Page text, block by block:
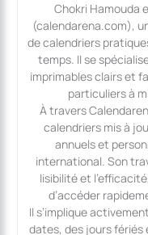
Chokri Hamouda
(calendarena.com),
de calendriers
temps. Il se
imprimables clairs et
particuliers à
À travers
calendriers mis à
annuels et
international. Son
lisibilité et
d’accéder
Il s’implique
dates, des jours fériés